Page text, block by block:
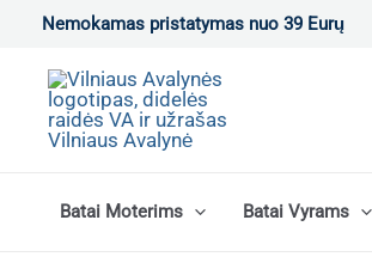
Pereiti
turinio
Nemokamas pristatymas nuo 39 Eurų
Batai Moterims Batai Vyrams